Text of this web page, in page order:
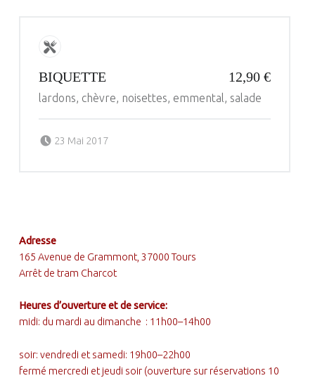
BIQUETTE 12,90 €
lardons, chèvre, noisettes, emmental, salade
23 Mai 2017
FOOTER SIDEBAR
Adresse
165 Avenue de Grammont, 37000 Tours
Arrêt de tram Charcot
Heures d’ouverture et de service:
midi: du mardi au dimanche : 11h00–14h00
soir: vendredi et samedi: 19h00–22h00
fermé mercredi et jeudi soir (ouverture sur réservations 10